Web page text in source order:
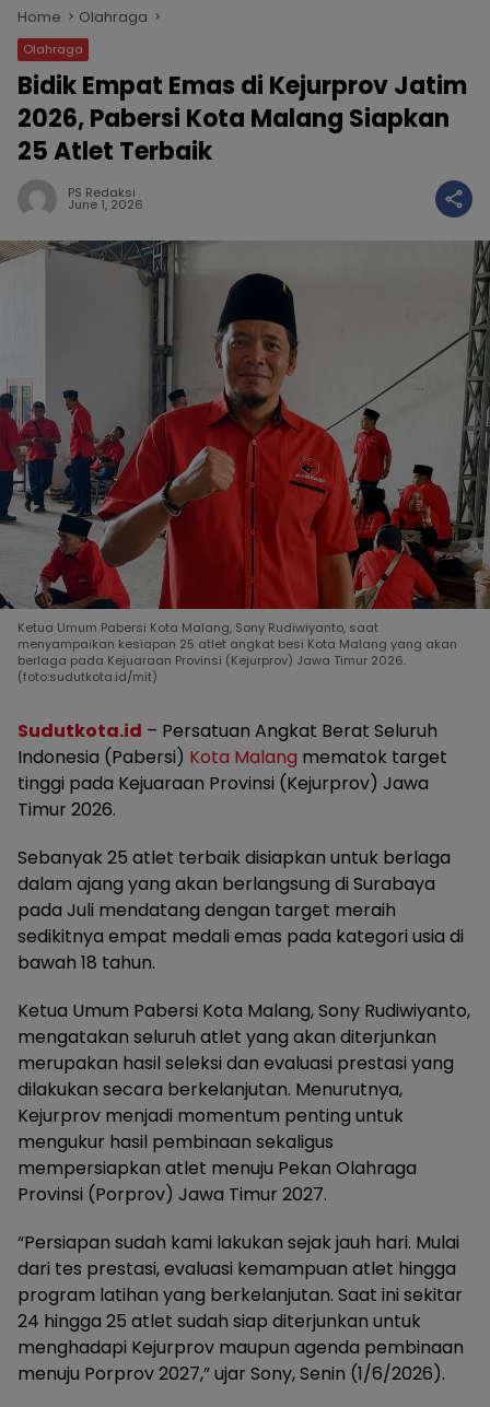
Home Olahraga
Olahraga
Bidik Empat Emas di Kejurprov Jatim
2026, Pabersi Kota Malang Siapkan
25 Atlet Terbaik
PS Redaksi
June 1, 2026
Ketua Umum Pabersi Kota Malang, Sony Rudiwiyanto, saat
menyampaikan kesiapan 25 atlet angkat besi Kota Malang yang akan
berlaga pada Kejuaraan Provinsi (Kejurprov) Jawa Timur 2026.
(foto:sudutkota.id/mit)
Sudutkota.id – Persatuan Angkat Berat Seluruh
Indonesia (Pabersi) Kota Malang mematok target
tinggi pada Kejuaraan Provinsi (Kejurprov) Jawa
Timur 2026.
Sebanyak 25 atlet terbaik disiapkan untuk berlaga
dalam ajang yang akan berlangsung di Surabaya
pada Juli mendatang dengan target meraih
sedikitnya empat medali emas pada kategori usia di
bawah 18 tahun.
Ketua Umum Pabersi Kota Malang, Sony Rudiwiyanto,
mengatakan seluruh atlet yang akan diterjunkan
merupakan hasil seleksi dan evaluasi prestasi yang
dilakukan secara berkelanjutan. Menurutnya,
Kejurprov menjadi momentum penting untuk
mengukur hasil pembinaan sekaligus
mempersiapkan atlet menuju Pekan Olahraga
Provinsi (Porprov) Jawa Timur 2027.
“Persiapan sudah kami lakukan sejak jauh hari. Mulai
dari tes prestasi, evaluasi kemampuan atlet hingga
program latihan yang berkelanjutan. Saat ini sekitar
24 hingga 25 atlet sudah siap diterjunkan untuk
menghadapi Kejurprov maupun agenda pembinaan
menuju Porprov 2027,” ujar Sony, Senin (1/6/2026).